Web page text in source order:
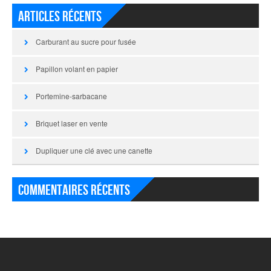
Articles récents
Carburant au sucre pour fusée
Papillon volant en papier
Portemine-sarbacane
Briquet laser en vente
Dupliquer une clé avec une canette
Commentaires récents